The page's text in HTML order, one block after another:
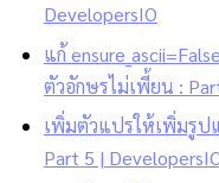
DevelopersIO
แก้
ตัวอักษรไม่เพี้ยน :
เพิ่มตัวแปรให้เพิ่มรูป
Part 5 |